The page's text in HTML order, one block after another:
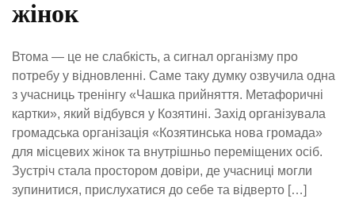
жінок
Втома — це не слабкість, а сигнал організму про
потребу у відновленні. Саме таку думку озвучила одна
з учасниць тренінгу «Чашка прийняття. Метафоричні
картки», який відбувся у Козятині. Захід організувала
громадська організація «Козятинська нова громада»
для місцевих жінок та внутрішньо переміщених осіб.
Зустріч стала простором довіри, де учасниці могли
зупинитися, прислухатися до себе та відверто […]